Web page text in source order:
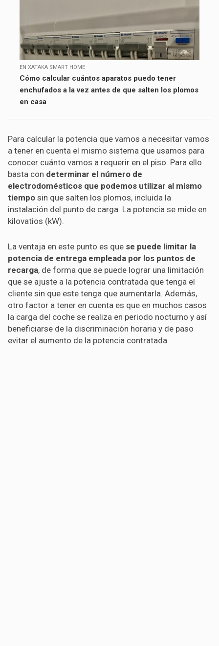
EN XATAKA SMART HOME
Cómo calcular cuántos aparatos puedo tener
enchufados a la vez antes de que salten los plomos
en casa
Para calcular la potencia que vamos a necesitar vamos
a tener en cuenta el mismo sistema que usamos para
conocer cuánto vamos a requerir en el piso. Para ello
basta con determinar el número de
electrodomésticos que podemos utilizar al mismo
tiempo sin que salten los plomos, incluida la
instalación del punto de carga. La potencia se mide en
kilovatios (kW).
La ventaja en este punto es que se puede limitar la
potencia de entrega empleada por los puntos de
recarga, de forma que se puede lograr una limitación
que se ajuste a la potencia contratada que tenga el
cliente sin que este tenga que aumentarla. Además,
otro factor a tener en cuenta es que en muchos casos
la carga del coche se realiza en periodo nocturno y así
beneficiarse de la discriminación horaria y de paso
evitar el aumento de la potencia contratada.